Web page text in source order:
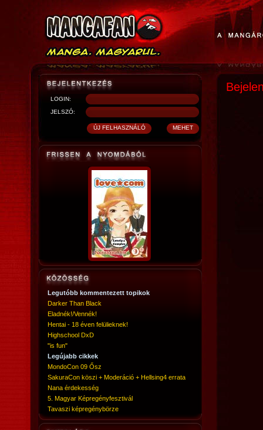
LOGIN:
JELSZÓ:
Legutóbb kommentezett topikok
Darker Than Black
Eladnék!/Vennék!
Hentai - 18 éven felülieknek!
Highschool DxD
"is fun"
Legújabb cikkek
MondoCon 09 Ősz
SakuraCon köszi + Moderáció + Hellsing4 errata
Nana érdekesség
5. Magyar Képregényfesztivál
Tavaszi képregénybörze